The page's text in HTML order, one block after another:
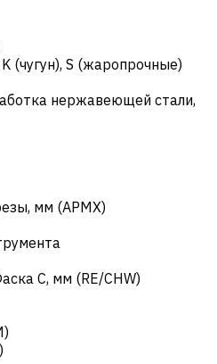
K (чугун), S (жаропрочные)
нержавеющей стали,
мм (APMX)
C, мм (RE/CHW)